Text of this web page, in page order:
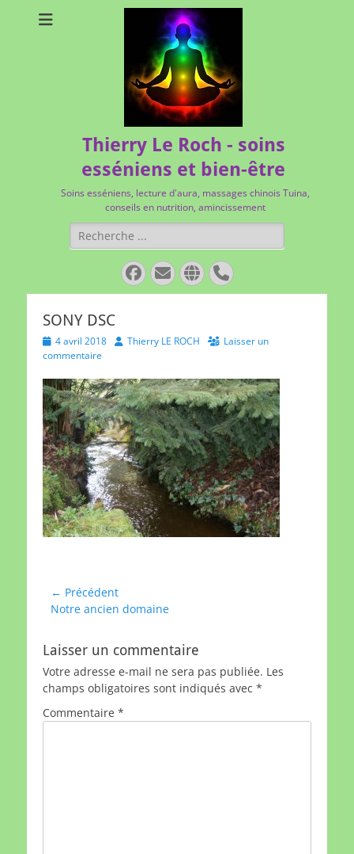
Thierry Le Roch - soins
esséniens et bien-être
Soins esséniens, lecture d'aura, massages chinois Tuina,
conseils en nutrition, amincissement
Rechercher :
Facebook
E-
mail
Site
web
Tél
SONY DSC
Posted
on
4 avril 2018 Author
Thierry LE ROCH
Laisser un
commentaire
Navigation
de
← Précédent
Article
Notre ancien domaine
Laisser un commentaire
Votre adresse e-mail ne sera pas publiée. Les
champs obligatoires sont indiqués avec *
Commentaire *